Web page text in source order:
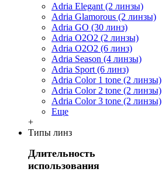
Adria Elegant (2 линзы)
Adria Glamorous (2 линзы)
Adria GO (30 линз)
Adria O2O2 (2 линзы)
Adria O2O2 (6 линз)
Adria Season (4 линзы)
Adria Sport (6 линз)
Adria Сolor 1 tone (2 линзы)
Adria Сolor 2 tone (2 линзы)
Adria Сolor 3 tone (2 линзы)
Еще
+
Типы линз
Длительность
использования